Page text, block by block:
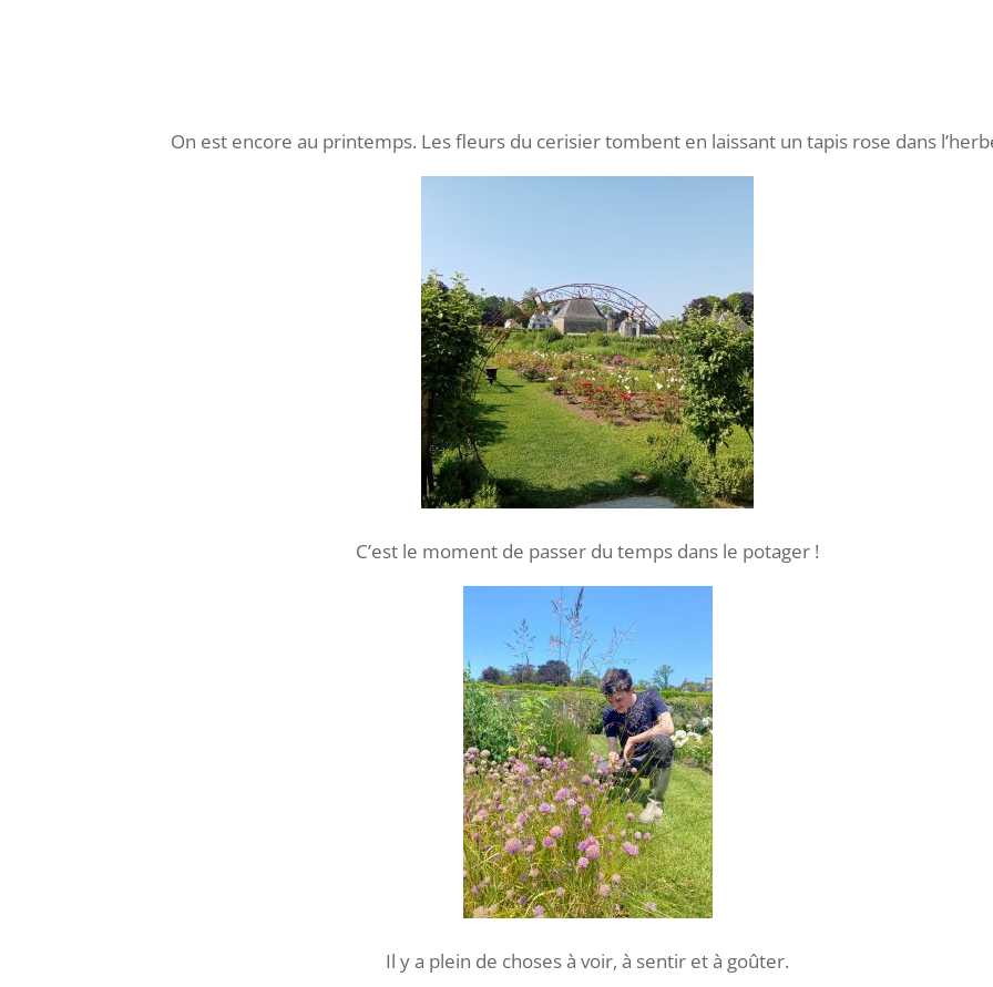
On est encore au printemps. Les fleurs du cerisier tombent en laissant un tapis rose dans
C’est le moment de passer du temps dans le potager !
Il y a plein de choses à voir, à sentir et à goûter.